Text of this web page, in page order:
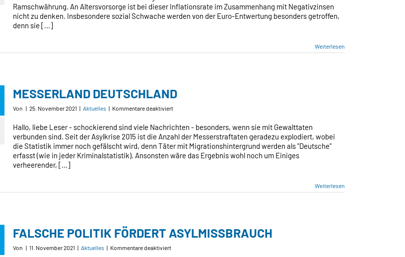
UND
SOZIAL
Ramschwährung. An Altersvorsorge ist bei dieser Inflationsrate im Zusammenhang mit Negativzinsen
nicht zu denken. Insbesondere sozial Schwache werden von der Euro-Entwertung besonders getroffen,
denn sie [...]
Weiterlesen
MESSERLAND DEUTSCHLAND
Von | 25. November 2021 | Aktuelles | Kommentare deaktiviertfür
DEUTSCHLAND
Hallo, liebe Leser - schockierend sind viele Nachrichten - besonders, wenn sie mit Gewalttaten
verbunden sind. Seit der Asylkrise 2015 ist die Anzahl der Messerstraftaten geradezu explodiert, wobei
die Statistik immer noch gefälscht wird, denn Täter mit Migrationshintergrund werden als "Deutsche"
erfasst (wie in jeder Kriminalstatistik). Ansonsten wäre das Ergebnis wohl noch um Einiges
verheerender, [...]
Weiterlesen
FALSCHE POLITIK FÖRDERT ASYLMISSBRAUCH
Von | 11. November 2021 | Aktuelles | Kommentare deaktiviertfür